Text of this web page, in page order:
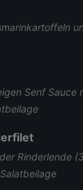
Senf Sauce
Rinderlende